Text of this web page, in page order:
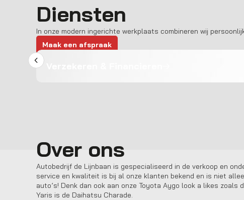
Diensten
In onze modern ingerichte werkplaats combineren wij
Maak een afspraak
Over ons
Autobedrijf de Lijnbaan is gespecialiseerd in de verkoop en
service en kwaliteit is bij al onze klanten bekend en is niet
auto’s! Denk dan ook aan onze Toyota Aygo look a likes zoals
Yaris is de Daihatsu Charade.